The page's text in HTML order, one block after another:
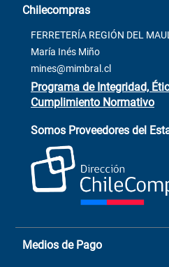
Términos y condiciones
Contacto
Venta Terreno
Trabaja con Nosotros
+56 9 6779 0465
ChileCompras
+56 9 9888 9549
2137 San Javier, Fono (73)
Chilecompras
FERRETERÍA REGIÓN DEL
María Inés Miño
mines@mimbral.cl
Programa de Integridad,
Cumplimiento Normativo
Somos Proveedores del
Medios de Pago